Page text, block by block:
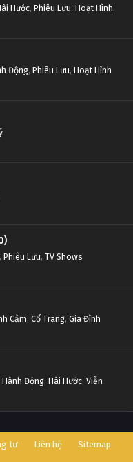
Hước, Phiêu Lưu, Hoạt Hình
Động, Phiêu Lưu, Hoạt Hình
, Phiêu Lưu, TV Shows
Cảm, Cổ Trang, Gia Đình
Hành Động, Hài Hước, Viễn
tư Liên hệ Sitemap